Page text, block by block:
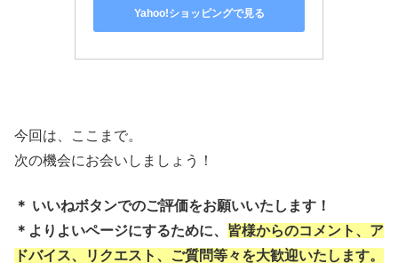
Yahoo!ショッピングで見る
今回は、ここまで。
次の機会にお会いしましょう！
＊ いいねボタンでのご評価をお願いいたします！
＊よりよいページにするために、 皆様からのコメント、ア
ドバイス、リクエスト、ご質問等々を大歓迎いたします。